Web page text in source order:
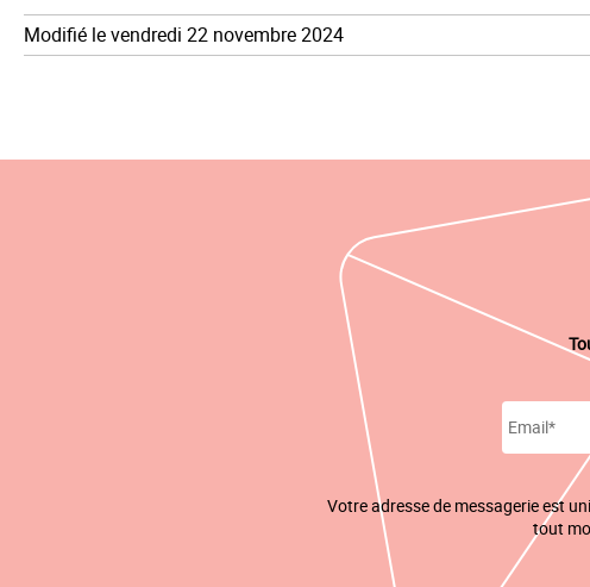
Modifié le vendredi 22 novembre 2024
Votre adresse de messagerie est
tout